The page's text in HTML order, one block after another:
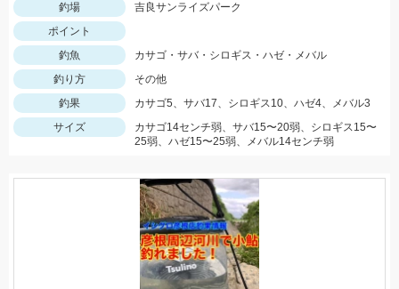
釣場
吉良サンライズパーク
ポイント
釣魚
カサゴ・サバ・シロギス・ハゼ・メバル
釣り方
その他
釣果
カサゴ5、サバ17、シロギス10、ハゼ4、メバル3
サイズ
カサゴ14センチ弱、サバ15〜20弱、シロギス15〜
25弱、ハゼ15〜25弱、メバル14センチ弱